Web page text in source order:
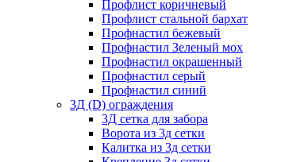
Профлист коричневый
Профлист стальной бархат
Профнастил бежевый
Профнастил Зеленый мох
Профнастил окрашенный
Профнастил серый
Профнастил синий
3Д (D) ограждения
3Д сетка для забора
Ворота из 3д сетки
Калитка из 3д сетки